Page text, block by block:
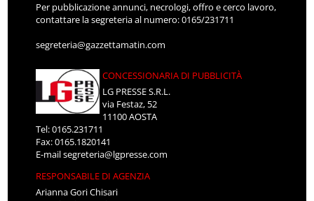
Per pubblicazione annunci, necrologi, offro e cerco lavoro,
contattare la segreteria al numero: 0165/231711
segreteria@gazzettamatin.com
CONCESSIONARIA DI PUBBLICITÀ
LG PRESSE S.R.L.
via Festaz, 52
11100 AOSTA
Tel: 0165.231711
Fax: 0165.1820141
E-mailsegreteria@lgpresse.com
RESPONSABILE DI AGENZIA
Arianna Gori Chisari